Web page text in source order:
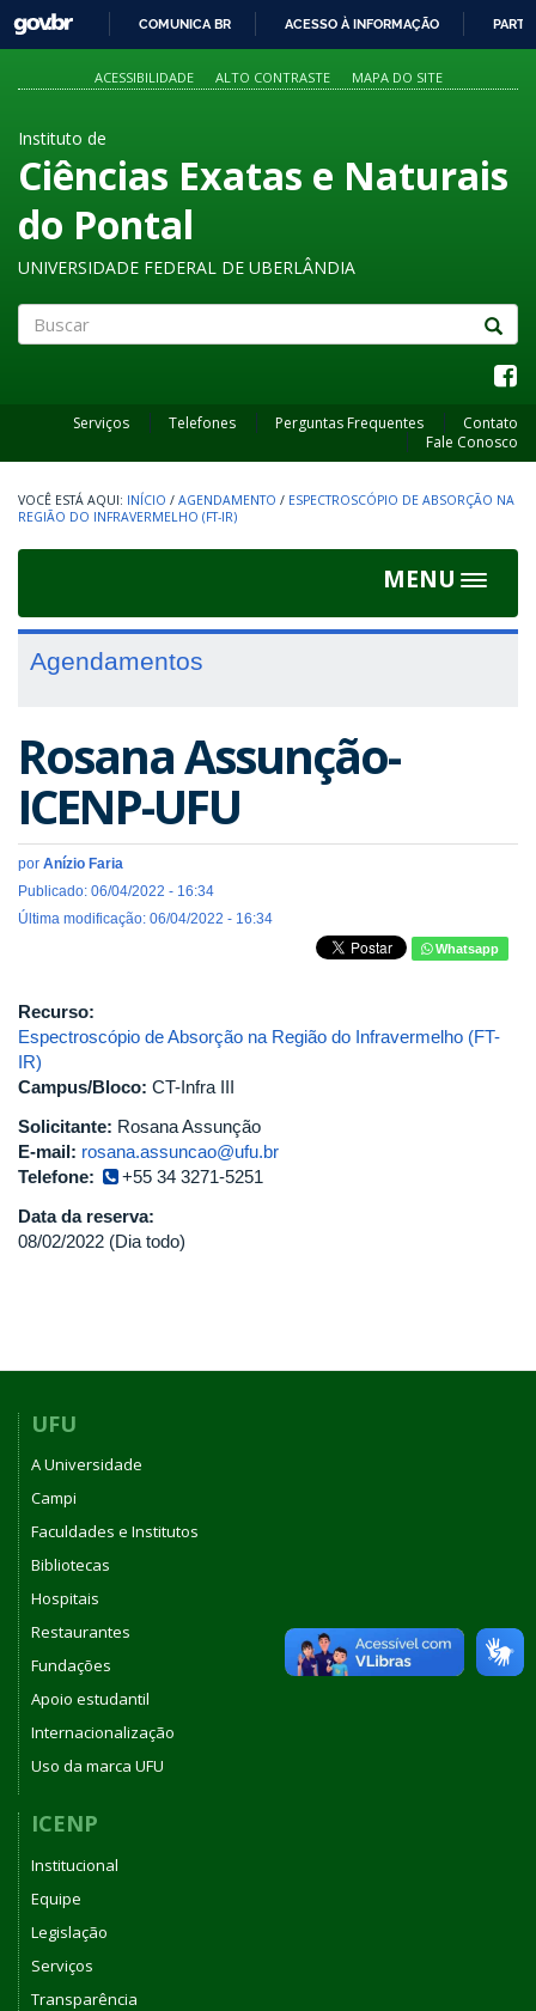
PARA
O
GOVBR
COMUNICA BR ACESSO À INFORMAÇÃO
ACESSIBILIDADE ALTO CONTRASTE MAPA DO SITE
Instituto de
Ciências Exatas e Naturais
do Pontal
UNIVERSIDADE FEDERAL DE UBERLÂNDIA
Serviços Telefones Perguntas Frequentes
Contato
Fale Conosco
INÍCIO / AGENDAMENTO / ESPECTROSCÓPIO DE ABSORÇÃO NA
REGIÃO DO INFRAVERMELHO (FT-IR)
MENU
Toggle
Agendamentos
Rosana Assunção-
ICENP-UFU
por Anízio Faria
Publicado: 06/04/2022 - 16:34
Última modificação: 06/04/2022 - 16:34
Whatsapp
Recurso:
Espectroscópio de Absorção na Região do Infravermelho (FT-
IR)
Campus/Bloco: CT-Infra III
Solicitante: Rosana Assunção
E-mail: rosana.assuncao@ufu.br
Telefone:
+55 34 3271-5251
Data da reserva:
08/02/2022 (Dia todo)
UFU
A Universidade
Campi
Faculdades e Institutos
Bibliotecas
Hospitais
Restaurantes
Fundações
Apoio estudantil
Internacionalização
Uso da marca UFU
ICENP
Institucional
Equipe
Legislação
Serviços
Transparência